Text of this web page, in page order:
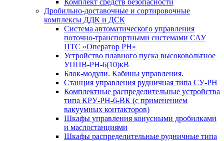
Комплект средств безопасности
Дробильно-доставочные и сортировочные
комплексы ДДК и ДСК
Система автоматического управления
поточно-транспортными системами САУ
ПТС «Оператор РН»
Устройство плавного пуска высоковольтное
УППВ-РН-6(10)кВ
Блок-модули. Кабины управления.
Станция управления рудничная типа СУ-РН
Комплектные распределительные устройства
типа КРУ-РН-6-ВК (с применением
вакуумных контакторов)
Шкафы управления конусными дробилками
и маслостанциями
Шкафы распределительные рудничные типа